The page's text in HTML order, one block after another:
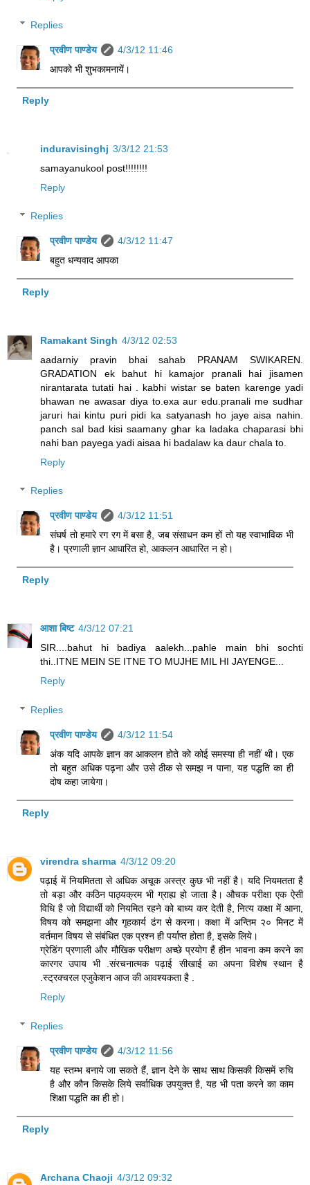
Replies
प्रवीण पाण्डेय
4/3/12 11:46
आपको भी शुभकामनायें।
Reply
induravisinghj 3/3/12 21:53
samayanukool post!!!!!!!!
Reply
Replies
प्रवीण पाण्डेय
4/3/12 11:47
बहुत धन्यवाद आपका
Reply
Ramakant Singh 4/3/12 02:53
aadarniy pravin bhai sahab PRANAM SWIKAREN.
GRADATION ek bahut hi kamajor pranali hai jisamen
nirantarata tutati hai . kabhi wistar se baten karenge yadi
bhawan ne awasar diya to.exa aur edu.pranali me sudhar
jaruri hai kintu puri pidi ka satyanash ho jaye aisa nahin.
panch sal bad kisi saamany ghar ka ladaka chaparasi bhi
nahi ban payega yadi aisaa hi badalaw ka daur chala to.
Reply
Replies
प्रवीण पाण्डेय
4/3/12 11:51
संघर्ष तो हमारे रग रग में बसा है, जब संसाधन कम हों तो यह स्वाभाविक भी
है। प्रणाली ज्ञान आधारित हो, आकलन आधारित न हो।
Reply
आशा बिष्ट 4/3/12 07:21
SIR....bahut hi badiya aalekh...pahle main bhi sochti
thi..ITNE MEIN SE ITNE TO MUJHE MIL HI JAYENGE...
Reply
Replies
प्रवीण पाण्डेय
4/3/12 11:54
अंक यदि आपके ज्ञान का आकलन होते को कोई समस्या ही नहीं थी। एक
तो बहुत अधिक पढ़ना और उसे ठीक से समझ न पाना, यह पद्धति का ही
दोष कहा जायेगा।
Reply
virendra sharma 4/3/12 09:20
पढ़ाई में नियमितता से अधिक अचूक अस्त्र कुछ भी नहीं है। यदि नियमतता है
तो बड़ा और कठिन पाठ्यक्रम भी ग्राह्य हो जाता है। औचक परीक्षा एक ऐसी
विधि है जो विद्यार्थी को नियमित रहने को बाध्य कर देती है, नित्य कक्षा में आना,
विषय को समझना और गृहकार्य ढंग से करना। कक्षा में अन्तिम २० मिनट में
वर्तमान विषय से संबंधित एक प्रश्न ही पर्याप्त होता है, इसके लिये।
ग्रेडिंग प्रणाली और मौखिक परीक्षण अच्छे प्रयोग हैं हीन भावना कम करने का
कारगर उपाय भी .संरचनात्मक पढ़ाई सीखाई का अपना विशेष स्थान है
.स्ट्रक्चरल एजुकेशन आज की आवश्यकता है .
Reply
Replies
प्रवीण पाण्डेय
4/3/12 11:56
यह स्तम्भ बनाये जा सकते हैं, ज्ञान देने के साथ साथ किसकी किसमें रुचि
है और कौन किसके लिये सर्वाधिक उपयुक्त है, यह भी पता करने का काम
शिक्षा पद्धति का ही हो।
Reply
Archana Chaoji 4/3/12 09:32